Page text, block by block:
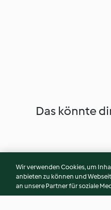
Das könnte
Wir verwenden Cookies, um
anbieten zu können und
an unsere Partner für soziale